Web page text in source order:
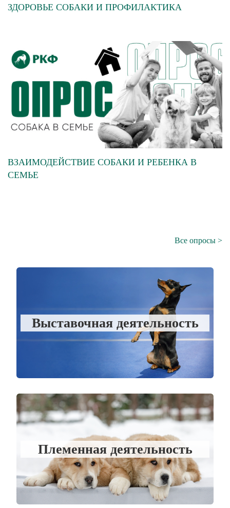
ЗДОРОВЬЕ СОБАКИ И ПРОФИЛАКТИКА
ВЗАИМОДЕЙСТВИЕ СОБАКИ И РЕБЕНКА В
СЕМЬЕ
Все опросы >
Выставочная деятельность
Племенная деятельность